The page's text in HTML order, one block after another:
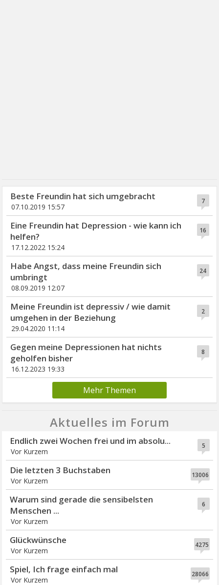
7
Beste Freundin hat sich umgebracht
07.10.2019 15:57
16
Eine Freundin hat Depression - wie kann ich
helfen?
17.12.2022 15:24
24
Habe Angst, dass meine Freundin sich
umbringt
08.09.2019 12:07
2
Meine Freundin ist depressiv / wie damit
umgehen in der Beziehung
29.04.2020 11:14
8
Gegen meine Depressionen hat nichts
geholfen bisher
16.12.2023 19:33
Mehr Themen
Aktuelles im Forum
5
Endlich zwei Wochen frei und im absolu...
Vor Kurzem
13006
Die letzten 3 Buchstaben
Vor Kurzem
6
Warum sind gerade die sensibelsten
Menschen ...
Vor Kurzem
4275
Glückwünsche
Vor Kurzem
28066
Spiel, Ich frage einfach mal
Vor Kurzem